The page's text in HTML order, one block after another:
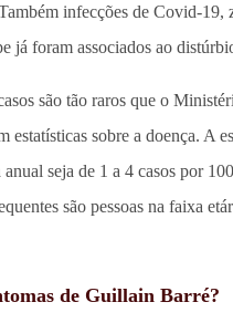
infecções de Covid-19,
já foram associados ao
são tão raros que o
estatísticas sobre a doença. A
seja de 1 a 4 casos por
são pessoas na faixa
de Guillain Barré?